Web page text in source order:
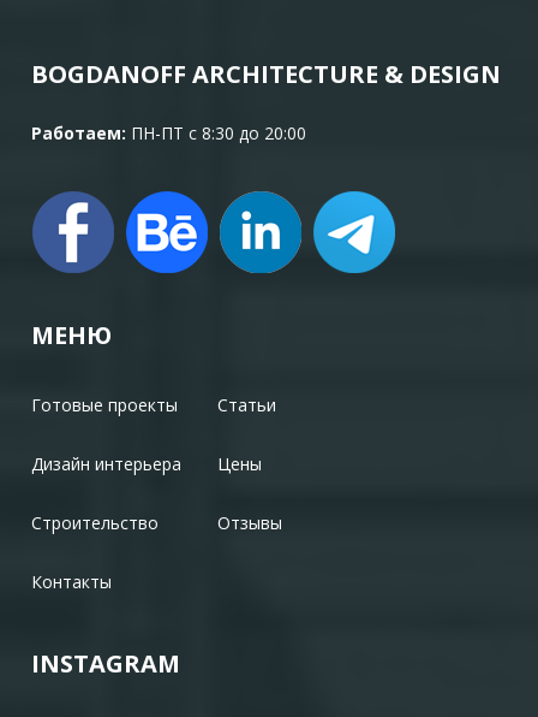
BOGDANOFF ARCHITECTURE & DESIGN
Работаем: ПН-ПТ с 8:30 до 20:00
МЕНЮ
Готовые проекты
Дизайн интерьера
Строительство
Контакты
Статьи
Цены
Отзывы
INSTAGRAM